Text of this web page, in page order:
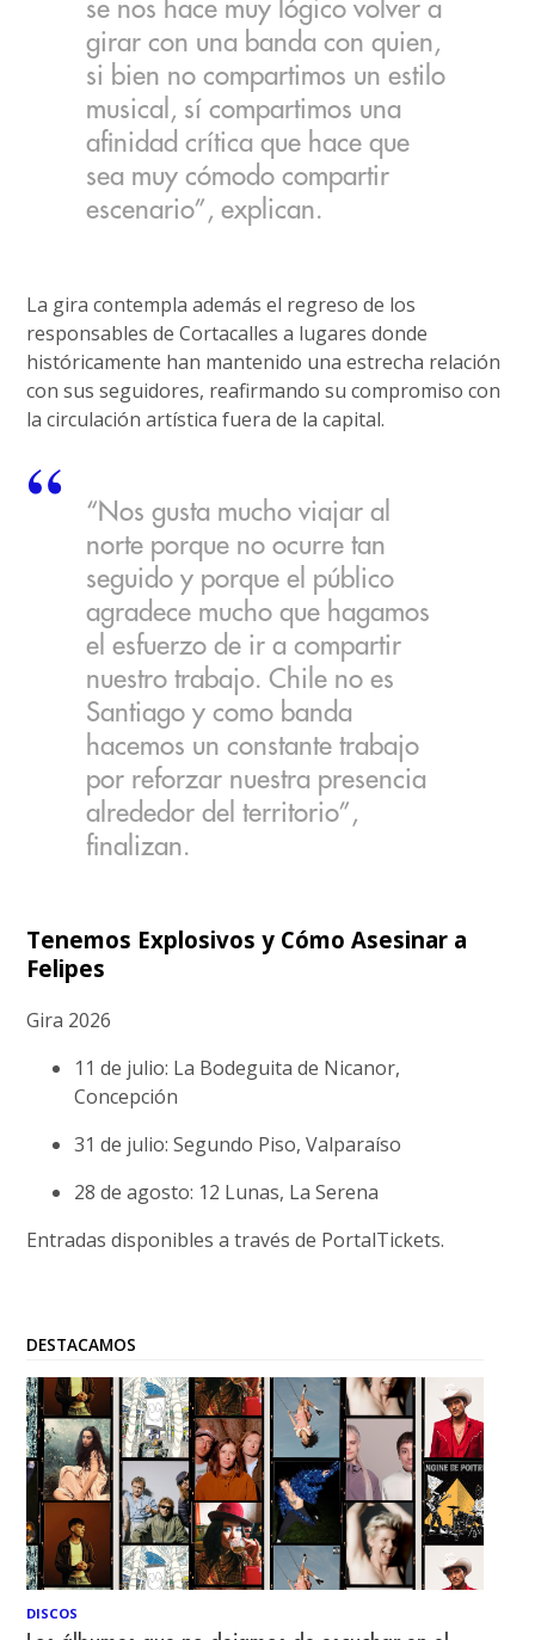
se nos hace muy lógico volver a
girar con una banda con quien,
si bien no compartimos un estilo
musical, sí compartimos una
afinidad crítica que hace que
sea muy cómodo compartir
escenario”, explican.
La gira contempla además el regreso de los
responsables de Cortacalles a lugares donde
históricamente han mantenido una estrecha relación
con sus seguidores, reafirmando su compromiso con
la circulación artística fuera de la capital.
“Nos gusta mucho viajar al
norte porque no ocurre tan
seguido y porque el público
agradece mucho que hagamos
el esfuerzo de ir a compartir
nuestro trabajo. Chile no es
Santiago y como banda
hacemos un constante trabajo
por reforzar nuestra presencia
alrededor del territorio”,
finalizan.
Tenemos Explosivos y Cómo Asesinar a
Felipes
Gira 2026
11 de julio: La Bodeguita de Nicanor,
Concepción
31 de julio: Segundo Piso, Valparaíso
28 de agosto: 12 Lunas, La Serena
Entradas disponibles a través de PortalTickets.
DESTACAMOS
DISCOS